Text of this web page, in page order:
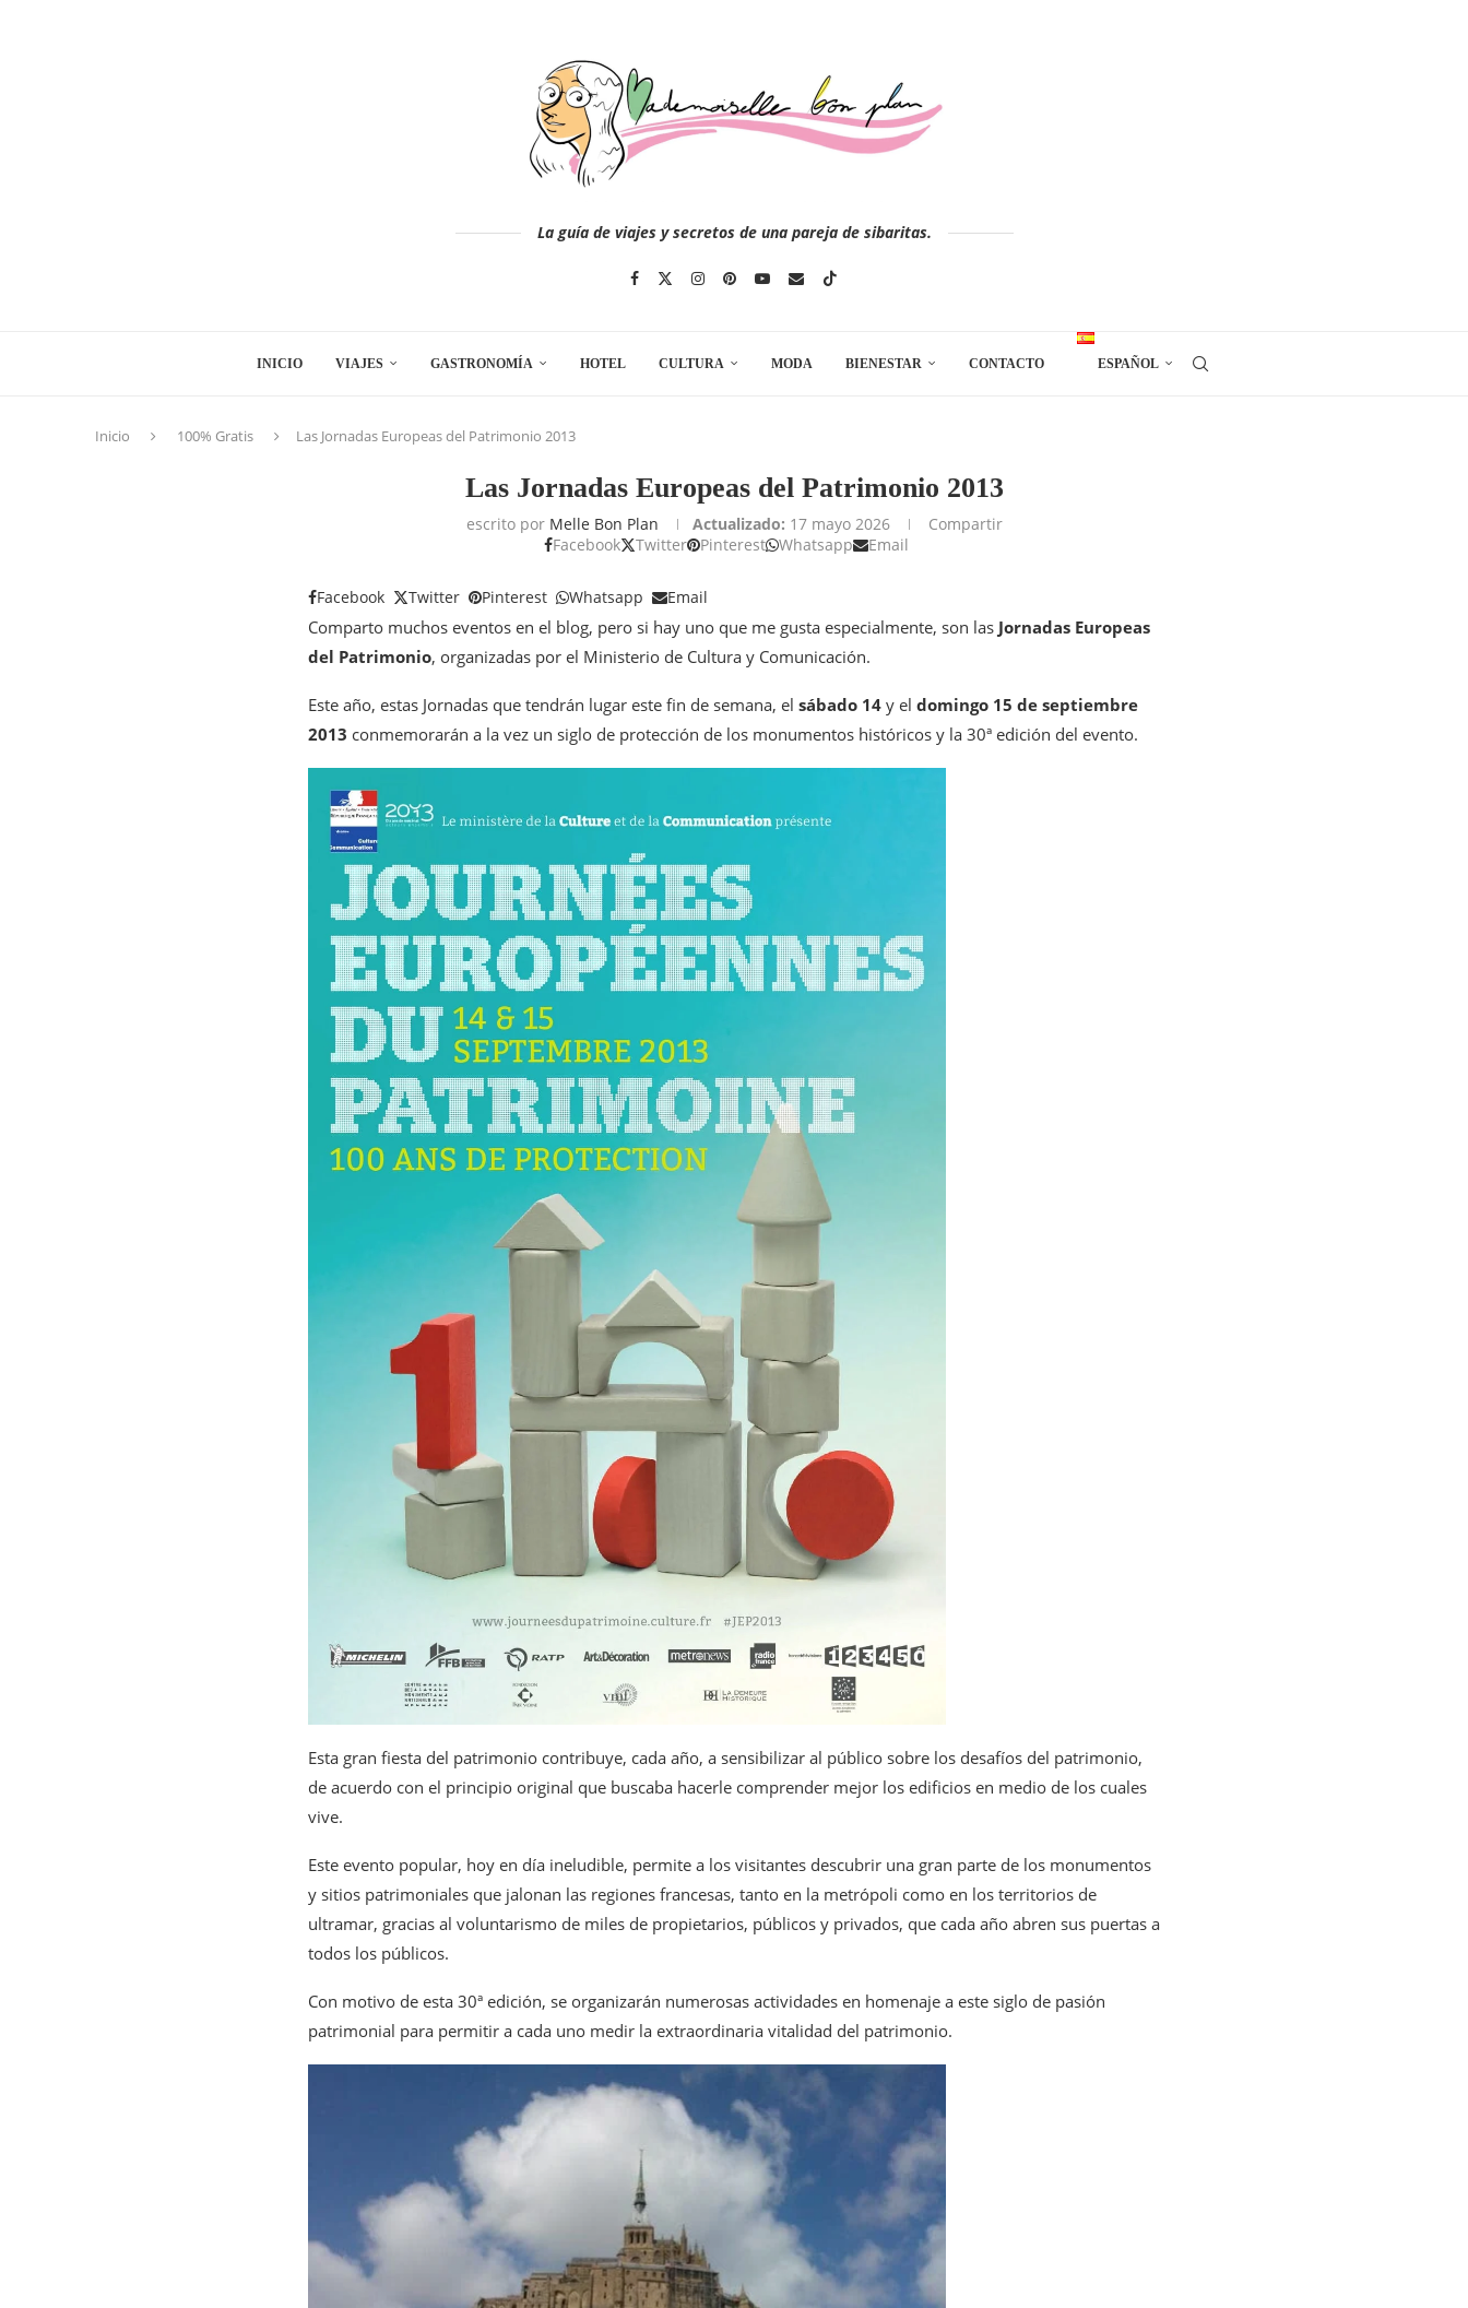
La guía de viajes y secretos de una pareja de sibaritas.
INICIO VIAJES GASTRONOMÍA HOTEL CULTURA MODA BIENESTAR CONTACTO ESPAÑOL
Inicio 100% Gratis Las Jornadas Europeas del Patrimonio 2013
Las Jornadas Europeas del Patrimonio 2013
escrito por Melle Bon Plan Actualizado: 17 mayo 2026
Compartir
Facebook
Twitter Pinterest Whatsapp Email
Facebook Twitter Pinterest Whatsapp Email
Comparto muchos eventos en el blog, pero si hay uno que me gusta especialmente, son las Jornadas Europeas
del Patrimonio, organizadas por el Ministerio de Cultura y Comunicación.
Este año, estas Jornadas que tendrán lugar este fin de semana, el sábado 14 y el domingo 15 de septiembre
2013 conmemorarán a la vez un siglo de protección de los monumentos históricos y la 30ª edición del evento.
Esta gran fiesta del patrimonio contribuye, cada año, a sensibilizar al público sobre los desafíos del patrimonio,
de acuerdo con el principio original que buscaba hacerle comprender mejor los edificios en medio de los cuales
vive.
Este evento popular, hoy en día ineludible, permite a los visitantes descubrir una gran parte de los monumentos
y sitios patrimoniales que jalonan las regiones francesas, tanto en la metrópoli como en los territorios de
ultramar, gracias al voluntarismo de miles de propietarios, públicos y privados, que cada año abren sus puertas a
todos los públicos.
Con motivo de esta 30ª edición, se organizarán numerosas actividades en homenaje a este siglo de pasión
patrimonial para permitir a cada uno medir la extraordinaria vitalidad del patrimonio.